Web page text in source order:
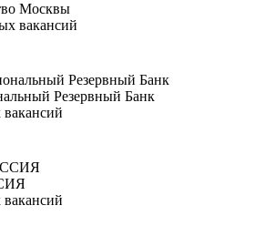
Москвы
вакансий
Резервный Банк